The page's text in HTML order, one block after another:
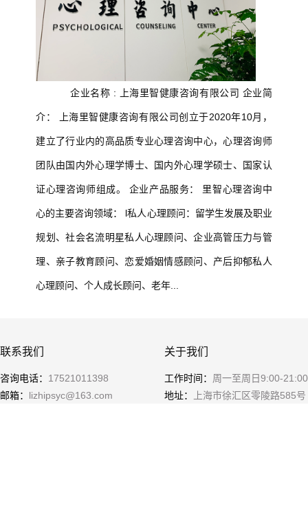
企业名称 : 上海里智健康咨询有限公司 企业简
介： 上海里智健康咨询有限公司创立于2020年10月，
建立了行业内的高品质专业心理咨询中心，心理咨询师
团队由国内外心理学博士、国内外心理学硕士、国家认
证心理咨询师组成。 企业产品服务： 里智心理咨询中
心的主要咨询领域： l私人心理顾问：留学生发展及职业
规划、社会名流明星私人心理顾问、企业高管压力与管
理、亲子教育顾问、恋爱婚姻情感顾问、产后抑郁私人
心理顾问、个人成长顾问、老年...
联系我们
咨询电话： 17521011398
邮箱： lizhipsyc@163.com
关于我们
工作时间： 周一至周日9:00-21:00
地址：
上海市徐汇区零陵路585号